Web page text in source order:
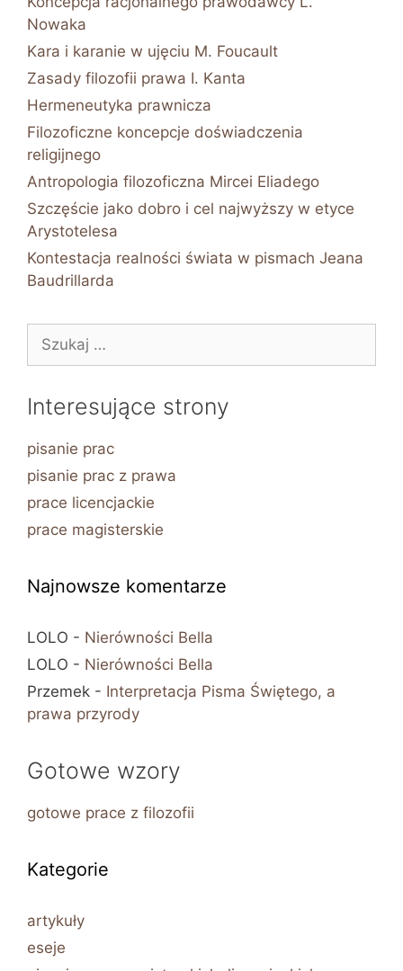
Nowaka
Kara i karanie w ujęciu M. Foucault
Zasady filozofii prawa I. Kanta
Hermeneutyka prawnicza
Filozoficzne koncepcje doświadczenia
religijnego
Antropologia filozoficzna Mircei Eliadego
Szczęście jako dobro i cel najwyższy w etyce
Arystotelesa
Kontestacja realności świata w pismach Jeana
Baudrillarda
Interesujące strony
pisanie prac
pisanie prac z prawa
prace licencjackie
prace magisterskie
Najnowsze komentarze
LOLO - Nierówności Bella
LOLO - Nierówności Bella
Przemek - Interpretacja Pisma Świętego, a
prawa przyrody
Gotowe wzory
gotowe prace z filozofii
Kategorie
artykuły
eseje